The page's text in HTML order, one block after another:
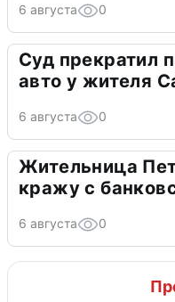
6 августа 0
Суд прекратил
авто у жителя
6 августа 0
Жительница
кражу с
6 августа 0